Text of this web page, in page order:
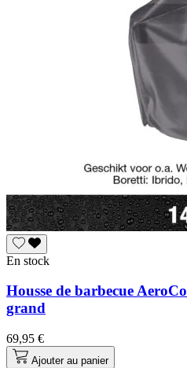
En stock
Housse de barbecue
grand
69,95 €
Ajouter au panier